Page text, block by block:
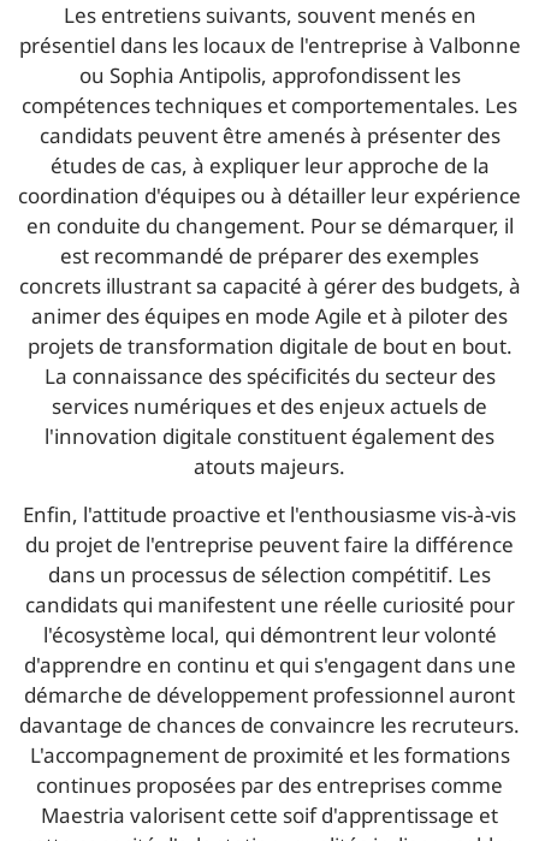
Les entretiens suivants, souvent menés en
présentiel dans les locaux de l'entreprise à Valbonne
ou Sophia Antipolis, approfondissent les
compétences techniques et comportementales. Les
candidats peuvent être amenés à présenter des
études de cas, à expliquer leur approche de la
coordination d'équipes ou à détailler leur expérience
en conduite du changement. Pour se démarquer, il
est recommandé de préparer des exemples
concrets illustrant sa capacité à gérer des budgets, à
animer des équipes en mode Agile et à piloter des
projets de transformation digitale de bout en bout.
La connaissance des spécificités du secteur des
services numériques et des enjeux actuels de
l'innovation digitale constituent également des
atouts majeurs.
Enfin, l'attitude proactive et l'enthousiasme vis-à-vis
du projet de l'entreprise peuvent faire la différence
dans un processus de sélection compétitif. Les
candidats qui manifestent une réelle curiosité pour
l'écosystème local, qui démontrent leur volonté
d'apprendre en continu et qui s'engagent dans une
démarche de développement professionnel auront
davantage de chances de convaincre les recruteurs.
L'accompagnement de proximité et les formations
continues proposées par des entreprises comme
Maestria valorisent cette soif d'apprentissage et